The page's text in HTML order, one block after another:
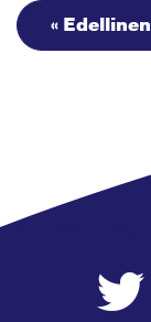
« Edellinen